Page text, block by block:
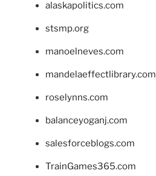
alaskapolitics.com
stsmp.org
manoelneves.com
mandelaeffectlibrary.com
roselynns.com
balanceyoganj.com
salesforceblogs.com
TrainGames365.com